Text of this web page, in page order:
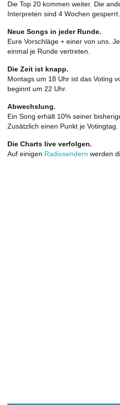
Die Top 20 kommen weiter. Die
Interpreten sind 4 Wochen gesperrt.
Neue Songs in jeder Runde.
Eure Vorschläge + einer von uns.
einmal je Runde vertreten.
Die Zeit ist knapp.
Montags um 18 Uhr ist das Voting
beginnt um 22 Uhr.
Abwechslung.
Ein Song erhält 10% seiner
Zusätzlich einen Punkt je Votingtag.
Die Charts live verfolgen.
Auf einigen Radiosendern werden